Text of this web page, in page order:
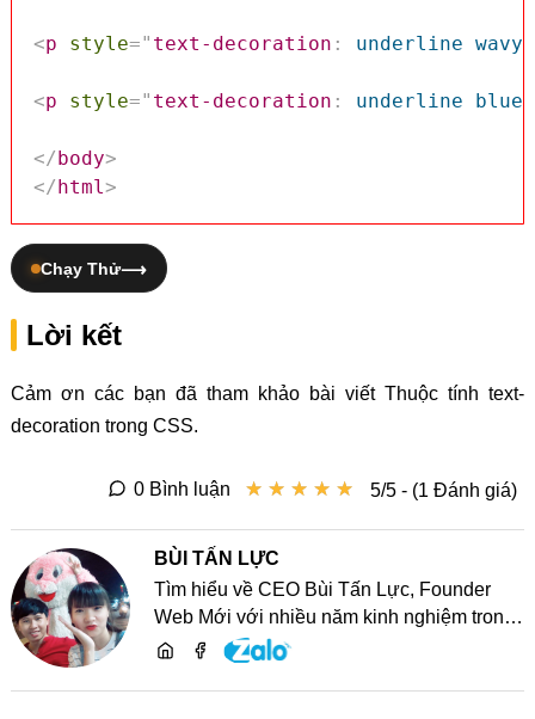
<p style=" text-decoration : underline wavy
<p style=" text-decoration : underline blue
</ body>
</ html>
Chạy Thử
Lời kết
Cảm ơn các bạn đã tham khảo bài viết Thuộc tính text-
decoration trong CSS.
★ ★ ★ ★ ★
★ ★ ★ ★ ★ 5/5 - (1 Đánh giá)
0 Bình luận
BÙI TẤN LỰC
Tìm hiểu về CEO Bùi Tấn Lực, Founder
Web Mới với nhiều năm kinh nghiệm trong
lĩnh vực phát triển website, SEO và chia sẻ